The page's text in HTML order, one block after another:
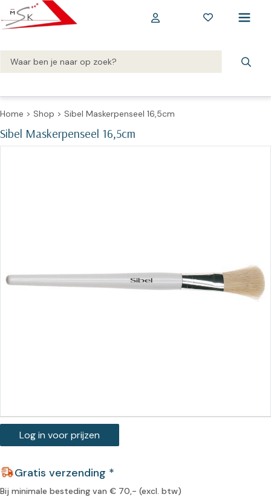
Home > Shop > Sibel Maskerpenseel 16,5cm
Sibel Maskerpenseel 16,5cm
Log in voor prijzen
Gratis verzending *
Bij minimale besteding van € 70,- (excl. btw)